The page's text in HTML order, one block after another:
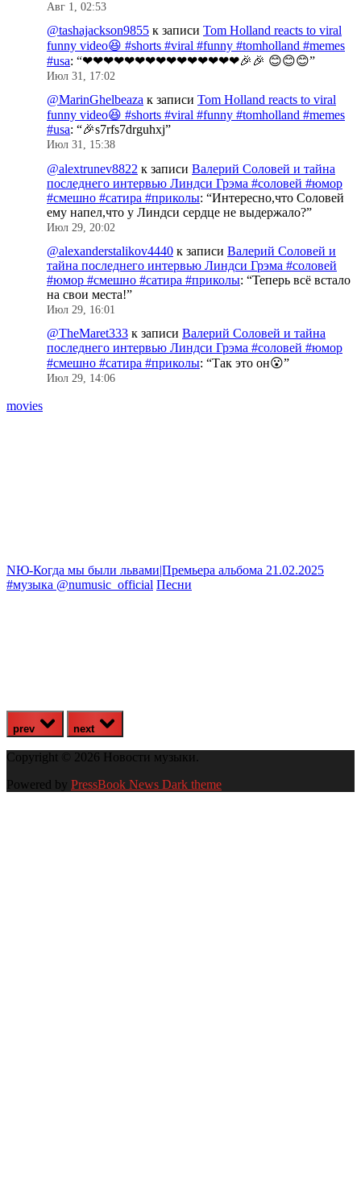
Авг 1, 02:53
@tashajackson9855 к записи Tom Holland reacts to viral
funny video😆 #shorts #viral #funny #tomholland #memes
#usa: “❤❤❤❤❤❤❤❤❤❤❤❤❤❤❤🎉🎉 😊😊😊”
Июл 31, 17:02
@MarinGhelbeaza к записи Tom Holland reacts to viral
funny video😆 #shorts #viral #funny #tomholland #memes
#usa: “🎉s7rfs7drguhxj”
Июл 31, 15:38
@alextrunev8822 к записи Валерий Соловей и тайна
последнего интервью Линдси Грэма #соловей #юмор
#смешно #сатира #приколы: “Интересно,что Соловей
ему напел,что у Линдси сердце не выдержало?”
Июл 29, 20:02
@alexanderstalikov4440 к записи Валерий Соловей и
тайна последнего интервью Линдси Грэма #соловей
#юмор #смешно #сатира #приколы: “Теперь всё встало
на свои места!”
Июл 29, 16:01
@TheMaret333 к записи Валерий Соловей и тайна
последнего интервью Линдси Грэма #соловей #юмор
#смешно #сатира #приколы: “Так это он😮”
Июл 29, 14:06
movies
NЮ-Когда мы были львами|Премьера альбома 21.02.2025
#музыка @numusic_official Песни
prev next
Copyright © 2026 Новости музыки.
Powered by PressBook News Dark theme